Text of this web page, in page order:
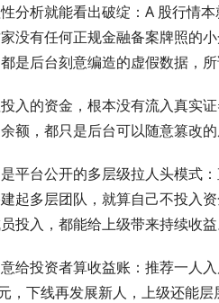
分析就能看出破绽：A 股行情
没有任何正规金融备案牌照的
是后台刻意编造的虚假数据，
入的资金，根本没有流入真实
额，都只是后台可以随意篡改的
平台公开的多层级拉人头模式
起多层团队，就算自己不投入
投入，都能给上级带来持续收益
给投资者算收益账：推荐一人
，下线再发展新人，上级还能